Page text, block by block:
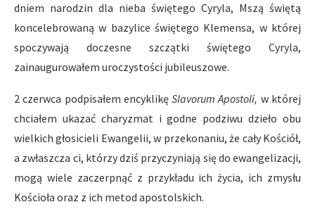
dniem narodzin dla nieba świętego Cyryla, Mszą świętą
koncelebrowaną w bazylice świętego Klemensa, w której
spoczywają doczesne szczątki świętego Cyryla,
zainaugurowałem uroczystości jubileuszowe.
2 czerwca podpisałem encyklikęSlavorum Apostoli, w której
chciałem ukazać charyzmat i godne podziwu dzieło obu
wielkich głosicieli Ewangelii, w przekonaniu, że cały Kościół,
a zwłaszcza ci, którzy dziś przyczyniają się do ewangelizacji,
mogą wiele zaczerpnąć z przykładu ich życia, ich zmysłu
Kościoła oraz z ich metod apostolskich.